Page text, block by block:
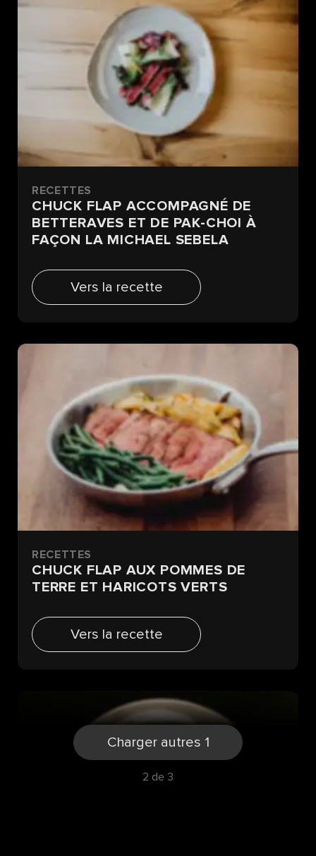
RECETTES
CHUCK FLAP ACCOMPAGNÉ DE
BETTERAVES ET DE PAK-CHOI À
FAÇON LA MICHAEL SEBELA
Vers la recette
RECETTES
CHUCK FLAP AUX POMMES DE
TERRE ET HARICOTS VERTS
Vers la recette
Charger autres 1
2 de 3